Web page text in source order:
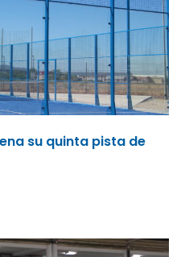
su quinta pista de